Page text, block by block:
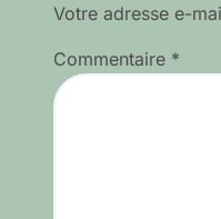
Votre adresse e-
Commentaire *